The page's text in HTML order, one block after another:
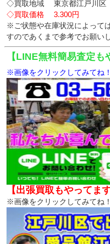
◇買取地域 東京都江戸川区
◇買取価格 3.300円
※ご状態や在庫状況によって
すのであくまで参考でお願い
【LINE無料簡易査定も
※画像をクリックしてみてね！
【出張買取もやってます
※画像をクリックしてみてね！